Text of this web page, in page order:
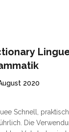
2020
Schnell,
Die